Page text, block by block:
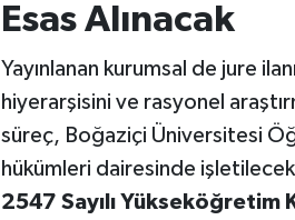
Esas Alınacak
Yayınlanan kurumsal de jure
hiyerarşisini ve rasyonel
süreç, Boğaziçi Üniversitesi
hükümleri dairesinde
2547 Sayılı Yükseköğretim